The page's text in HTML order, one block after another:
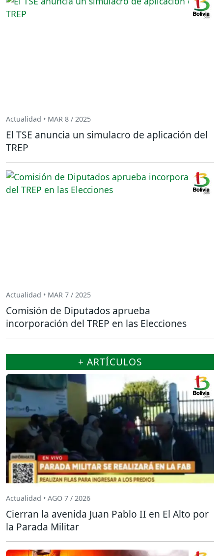
Actualidad • MAR 8 / 2025
El TSE anuncia un simulacro de aplicación del
TREP
Actualidad • MAR 7 / 2025
Comisión de Diputados aprueba
incorporación del TREP en las Elecciones
+ ARTÍCULOS
Actualidad • AGO 7 / 2026
Cierran la avenida Juan Pablo II en El Alto por
la Parada Militar